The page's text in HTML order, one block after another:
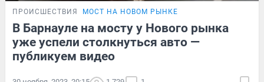
ПРОИСШЕСТВИЯ МОСТ НА НОВОМ РЫНКЕ
В Барнауле на мосту у Нового рынка
уже успели столкнуться авто —
публикуем видео